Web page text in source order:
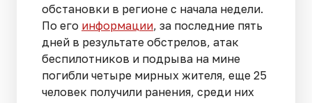
обстановки в регионе с начала недели.
По его информации, за последние пять
дней в результате обстрелов, атак
беспилотников и подрыва на мине
погибли четыре мирных жителя, еще 25
человек получили ранения, среди них